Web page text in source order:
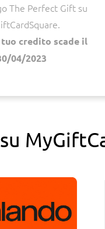
The Perfect Gift su
credito scade il
04/2023